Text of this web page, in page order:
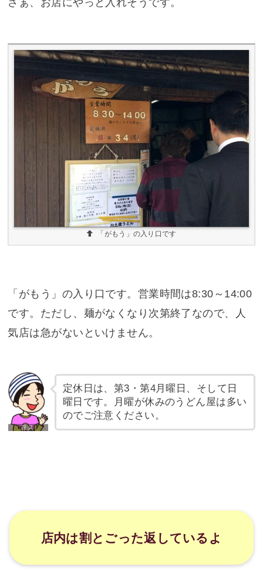
さぁ、お店にやっと入れそうです。
「がもう」の入り口です
「がもう」の入り口です。営業時間は8:30～14:00
です。ただし、麺がなくなり次第終了なので、人
気店は急がないといけません。
定休日は、第3・第4月曜日、そして日
曜日です。月曜が休みのうどん屋は多い
のでご注意ください。
店内は割とごった返しているよ